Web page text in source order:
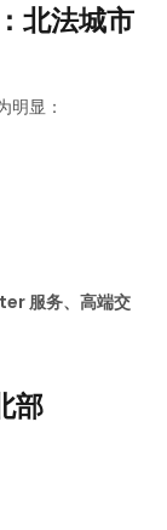
北法城市
明显：
服务、高端交
部